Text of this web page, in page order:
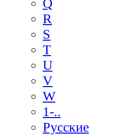
Q
R
S
T
U
V
W
1-..
Русские